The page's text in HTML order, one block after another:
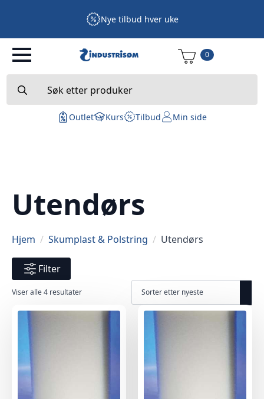
Nye tilbud hver uke
0
for:
Outlet Kurs Tilbud Min side
Utendørs
Hjem Skumplast & Polstring Utendørs
Filter
Viser alle 4 resultaterSortert
nyeste